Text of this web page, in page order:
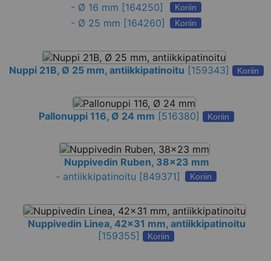
- Ø 16 mm [164250] Koriin
- Ø 25 mm [164260] Koriin
Nuppi 21B, Ø 25 mm, antiikkipatinoitu [159343] Koriin
Pallonuppi 116, Ø 24 mm [516380] Koriin
Nuppivedin Ruben, 38x23 mm
- antiikkipatinoitu [849371] Koriin
Nuppivedin Linea, 42x31 mm, antiikkipatinoitu
[159355] Koriin